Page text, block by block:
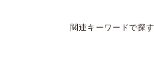
関連キーワードで探す